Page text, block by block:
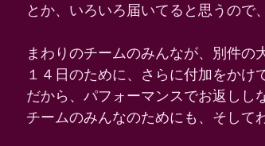
とか、いろいろ届いてると思うので
まわりのチームのみんなが、別件の
１４日のために、さらに付加をかけ
だから、パフォーマンスでお返しし
チームのみんなのためにも、そして